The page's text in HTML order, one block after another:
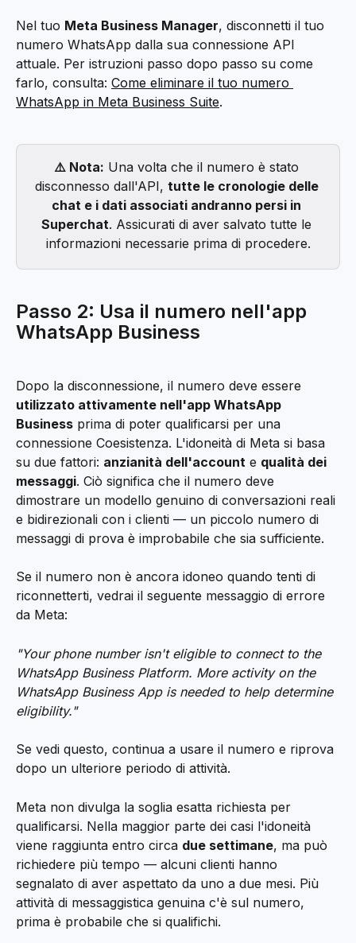
Nel tuo Meta Business Manager, disconnetti il tuo
numero WhatsApp dalla sua connessione API
attuale. Per istruzioni passo dopo passo su come
farlo, consulta: Come eliminare il tuo numero
WhatsApp in Meta Business Suite.
⚠️ Nota: Una volta che il numero è stato
disconnesso dall'API, tutte le cronologie delle
chat e i dati associati andranno persi in
Superchat. Assicurati di aver salvato tutte le
informazioni necessarie prima di procedere.
Passo 2: Usa il numero nell'app
WhatsApp Business
Dopo la disconnessione, il numero deve essere
utilizzato attivamente nell'app WhatsApp
Business prima di poter qualificarsi per una
connessione Coesistenza. L'idoneità di Meta si basa
su due fattori: anzianità dell'account e qualità dei
messaggi. Ciò significa che il numero deve
dimostrare un modello genuino di conversazioni reali
e bidirezionali con i clienti — un piccolo numero di
messaggi di prova è improbabile che sia sufficiente.
Se il numero non è ancora idoneo quando tenti di
riconnetterti, vedrai il seguente messaggio di errore
da Meta:
"Your phone number isn't eligible to connect to the
WhatsApp Business Platform. More activity on the
WhatsApp Business App is needed to help determine
eligibility."
Se vedi questo, continua a usare il numero e riprova
dopo un ulteriore periodo di attività.
Meta non divulga la soglia esatta richiesta per
qualificarsi. Nella maggior parte dei casi l'idoneità
viene raggiunta entro circa due settimane, ma può
richiedere più tempo — alcuni clienti hanno
segnalato di aver aspettato da uno a due mesi. Più
attività di messaggistica genuina c'è sul numero,
prima è probabile che si qualifichi.